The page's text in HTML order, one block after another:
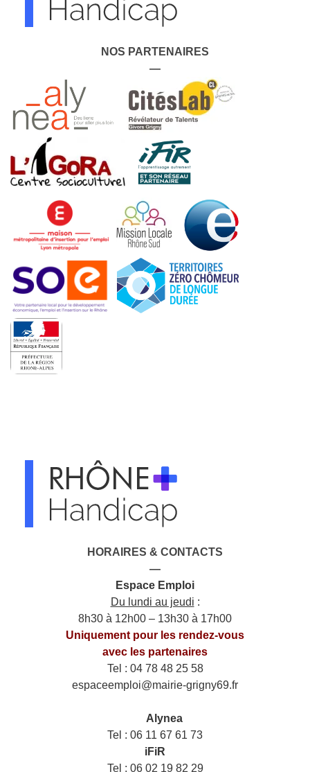
NOS PARTENAIRES
—
HORAIRES & CONTACTS
—
Espace Emploi
Du lundi au jeudi :
8h30 à 12h00 – 13h30 à 17h00
Uniquement pour les rendez-vous
avec les partenaires
Tel : 04 78 48 25 58
espaceemploi@mairie-grigny69.fr
Alynea
Tel : 06 11 67 61 73
iFiR
Tel : 06 02 19 82 29